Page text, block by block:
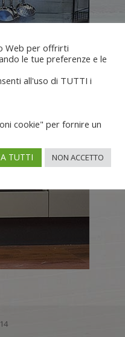
Web per offrirti
le tue preferenze e le
all'uso di TUTTI i
cookie" per fornire un
TUTTI NON ACCETTO